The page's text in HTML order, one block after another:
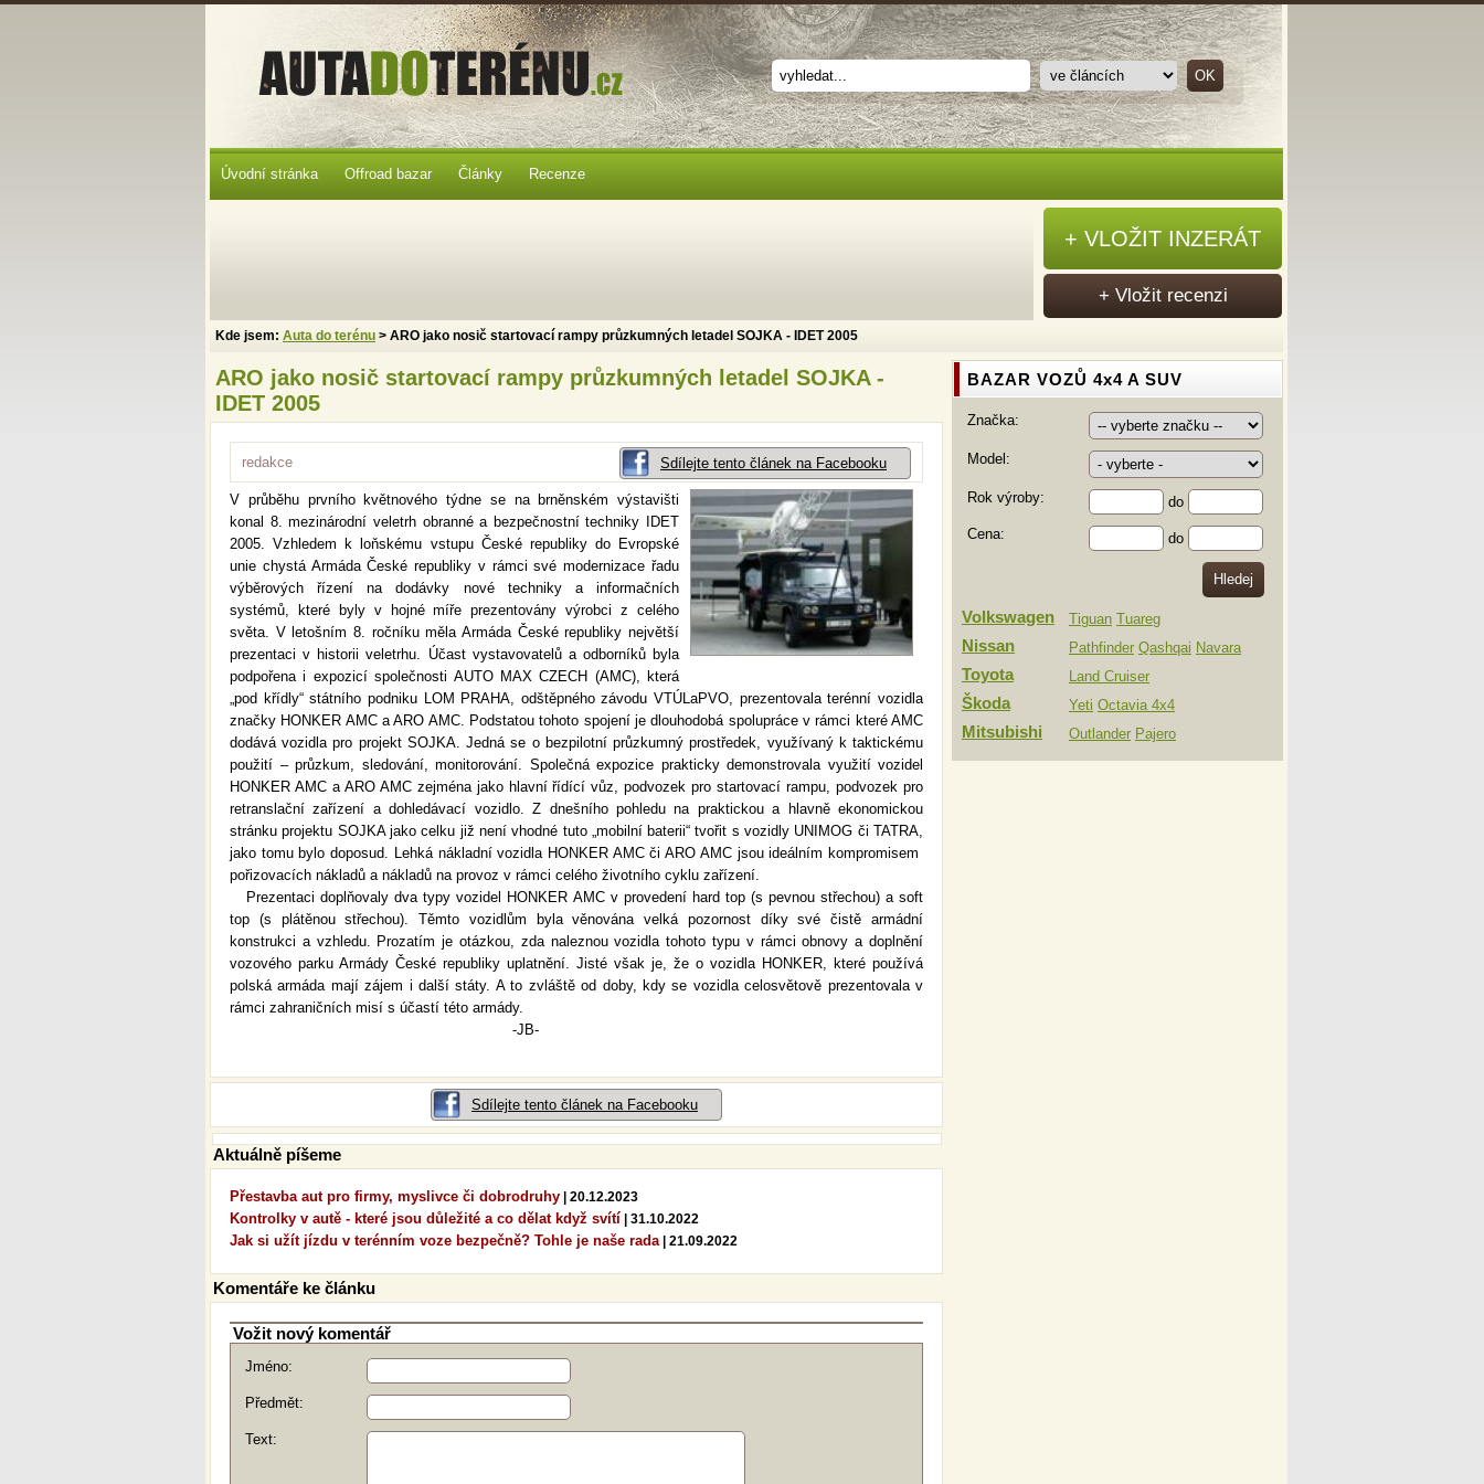
ARO jako nosič startovací rampy průzkumných letadel SOJKA -
IDET 2005
Sdílejte tento článek na Facebooku
redakce
V průběhu prvního květnového týdne se na brněnském výstavišti
konal 8. mezinárodní veletrh obranné a bezpečnostní techniky IDET
2005. Vzhledem k loňskému vstupu České republiky do Evropské
unie chystá Armáda České republiky v rámci své modernizace řadu
výběrových řízení na dodávky nové techniky a informačních
systémů, které byly v hojné míře prezentovány výrobci z celého
světa. V letošním 8. ročníku měla Armáda České republiky největší
prezentaci v historii veletrhu. Účast vystavovatelů a odborníků byla
podpořena i expozicí společnosti AUTO MAX CZECH (AMC), která
„pod křídly“ státního podniku LOM PRAHA, odštěpného závodu VTÚLaPVO, prezentovala terénní vozidla
značky HONKER AMC a ARO AMC. Podstatou tohoto spojení je dlouhodobá spolupráce v rámci které AMC
dodává vozidla pro projekt SOJKA. Jedná se o bezpilotní průzkumný prostředek, využívaný k taktickému
použití – průzkum, sledování, monitorování. Společná expozice prakticky demonstrovala využití vozidel
HONKER AMC a ARO AMC zejména jako hlavní řídící vůz, podvozek pro startovací rampu, podvozek pro
retranslační zařízení a dohledávací vozidlo. Z dnešního pohledu na praktickou a hlavně ekonomickou
stránku projektu SOJKA jako celku již není vhodné tuto „mobilní baterii“ tvořit s vozidly UNIMOG či TATRA,
jako tomu bylo doposud. Lehká nákladní vozidla HONKER AMC či ARO AMC jsou ideálním kompromisem
pořizovacích nákladů a nákladů na provoz v rámci celého životního cyklu zařízení.
Prezentaci doplňovaly dva typy vozidel HONKER AMC v provedení hard top (s pevnou střechou) a soft
top (s plátěnou střechou). Těmto vozidlům byla věnována velká pozornost díky své čistě armádní
konstrukci a vzhledu. Prozatím je otázkou, zda naleznou vozidla tohoto typu v rámci obnovy a doplnění
vozového parku Armády České republiky uplatnění. Jisté však je, že o vozidla HONKER, které používá
polská armáda mají zájem i další státy. A to zvláště od doby, kdy se vozidla celosvětově prezentovala v
rámci zahraničních misí s účastí této armády.
-JB-
Sdílejte tento článek na Facebooku
Aktuálně píšeme
Přestavba aut pro firmy, myslivce či dobrodruhy | 20.12.2023
Kontrolky v autě - které jsou důležité a co dělat když svítí | 31.10.2022
Jak si užít jízdu v terénním voze bezpečně? Tohle je naše rada| 21.09.2022
Komentáře ke článku
Vožit nový komentář
Jméno:
Předmět:
Text:
BAZAR VOZŮ 4x4 A SUV
Značka:
Model:
Rok výroby:
do
Cena:
do
Volkswagen Tiguan Tuareg
Nissan Pathfinder Qashqai Navara
Toyota Land Cruiser
Škoda Yeti Octavia 4x4
Mitsubishi Outlander Pajero
Úvodní stránka Offroad bazar Články Recenze
Kde jsem: Auta do terénu > ARO jako nosič startovací rampy průzkumných letadel SOJKA - IDET 2005
+ VLOŽIT INZERÁT
+ Vložit recenzi